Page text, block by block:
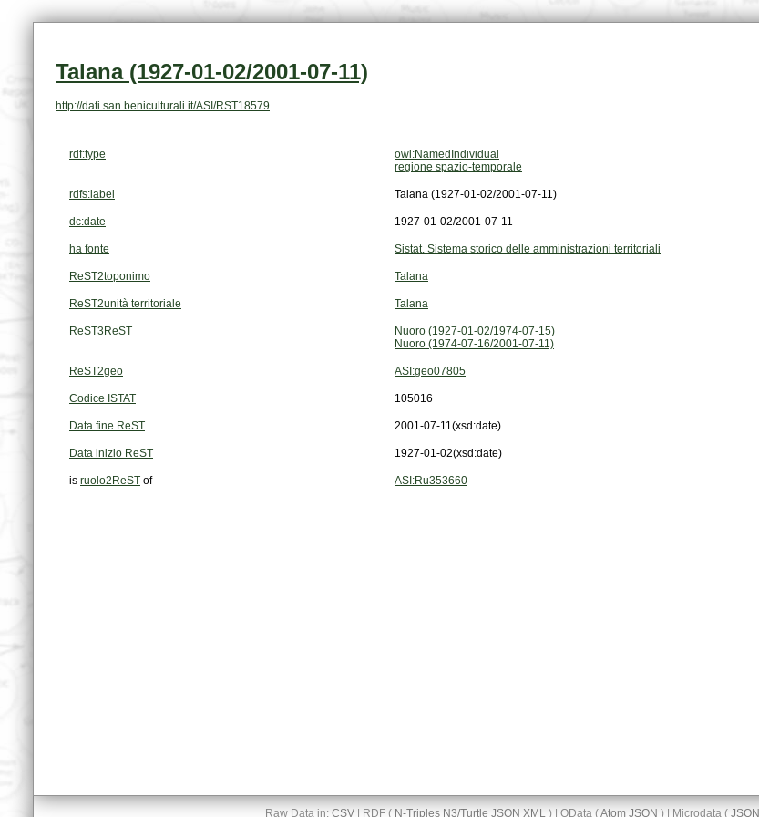
Talana (1927-01-02/2001-07-11)
http://dati.san.beniculturali.it/ASI/RST18579
rdf:type
owl:NamedIndividual
regione spazio-temporale
rdfs:label Talana (1927-01-02/2001-07-11)
dc:date 1927-01-02/2001-07-11
ha fonte Sistat. Sistema storico delle amministrazioni territoriali
ReST2toponimo Talana
ReST2unità territoriale Talana
ReST3ReST
Nuoro (1927-01-02/1974-07-15)
Nuoro (1974-07-16/2001-07-11)
ReST2geo ASI:geo07805
Codice ISTAT 105016
Data fine ReST 2001-07-11(xsd:date)
Data inizio ReST 1927-01-02(xsd:date)
is ruolo2ReST of ASI:Ru353660
Raw Data in: CSV| RDF ( N-Triples N3/Turtle JSON XML) | OData (Atom JSON ) | Microdata ( JSON